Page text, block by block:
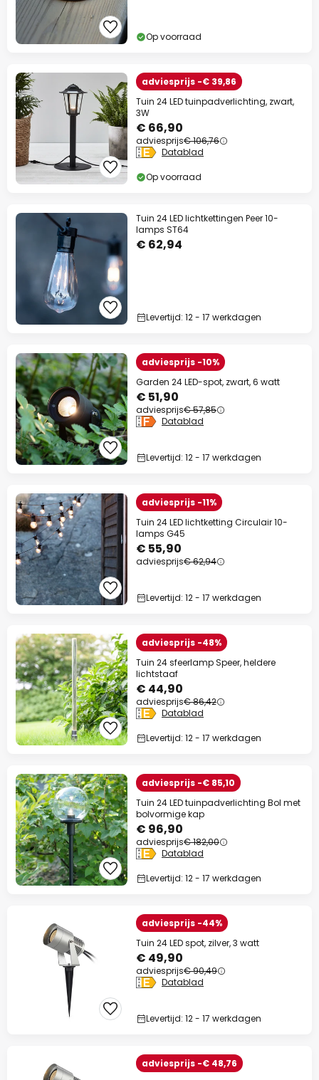
Op voorraad
adviesprijs -€ 39,86
Tuin 24 LED tuinpadverlichting, zwart,
3W
€ 66,90
adviesprijs€ 106,76
Datablad
Op voorraad
Tuin 24 LED lichtkettingen Peer 10-
lamps ST64
€ 62,94
Levertijd: 12 - 17 werkdagen
adviesprijs -10%
Garden 24 LED-spot, zwart, 6 watt
€ 51,90
adviesprijs€ 57,85
Datablad
Levertijd: 12 - 17 werkdagen
adviesprijs -11%
Tuin 24 LED lichtketting Circulair 10-
lamps G45
€ 55,90
adviesprijs€ 62,94
Levertijd: 12 - 17 werkdagen
adviesprijs -48%
Tuin 24 sfeerlamp Speer, heldere
lichtstaaf
€ 44,90
adviesprijs€ 86,42
Datablad
Levertijd: 12 - 17 werkdagen
adviesprijs -€ 85,10
Tuin 24 LED tuinpadverlichting Bol met
bolvormige kap
€ 96,90
adviesprijs€ 182,00
Datablad
Levertijd: 12 - 17 werkdagen
adviesprijs -44%
Tuin 24 LED spot, zilver, 3 watt
€ 49,90
adviesprijs€ 90,49
Datablad
Levertijd: 12 - 17 werkdagen
adviesprijs -€ 48,76